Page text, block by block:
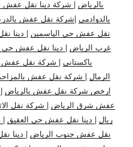
بالرياض | شركة دينا نقل عفش
بالدوادمي |شركة نقل عفش
نقل عفش حي الياسمين | دينا
غرب الرياض | دينا نقل عفش حي
باكستاني | شركة نقل عفش
الرمال | شركة نقل عفش
ارخص شركة نقل عفش بالرياض |
عفش شرق الرياض | شركة نقل
ريال | دينا نقل عفش حي العقيق |
نقل عفش جنوب الرياض | دينا